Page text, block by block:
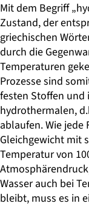
Mit dem Begriff
Zustand, der
griechischen
durch die
Temperaturen
Prozesse sind
festen Stoffen
hydrothermalen,
ablaufen. Wie jede
Gleichgewicht mit
Temperatur von
Wasser auch bei
bleibt, muss es in